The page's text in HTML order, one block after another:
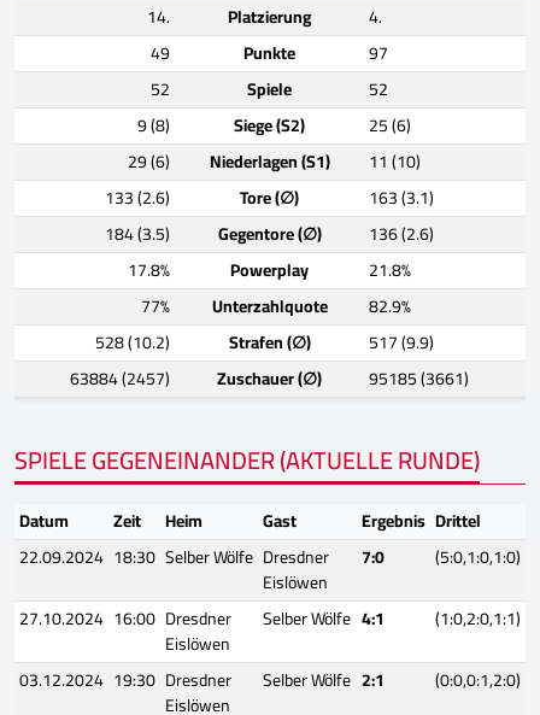
14. Platzierung
4.
49
Punkte
97
52
Spiele
52
9 (8)
Siege (S2)
25 (6)
29 (6)
Niederlagen (S1)
11 (10)
133 (2.6)
Tore (∅)
163 (3.1)
184 (3.5)
Gegentore (∅)
136 (2.6)
17.8%
Powerplay
21.8%
77%
Unterzahlquote
82.9%
528 (10.2)
Strafen (∅)
517 (9.9)
63884 (2457)
Zuschauer (∅) 95185 (3661)
SPIELE GEGENEINANDER (AKTUELLE RUNDE)
Datum Zeit Heim Gast Ergebnis Drittel
22.09.2024 18:30 Selber Wölfe Dresdner
Eislöwen
7:0
(5:0,1:0,1:0)
27.10.2024 16:00 Dresdner
Eislöwen
Selber Wölfe 4:1
(1:0,2:0,1:1)
03.12.2024 19:30 Dresdner
Eislöwen
Selber Wölfe 2:1
(0:0,0:1,2:0)